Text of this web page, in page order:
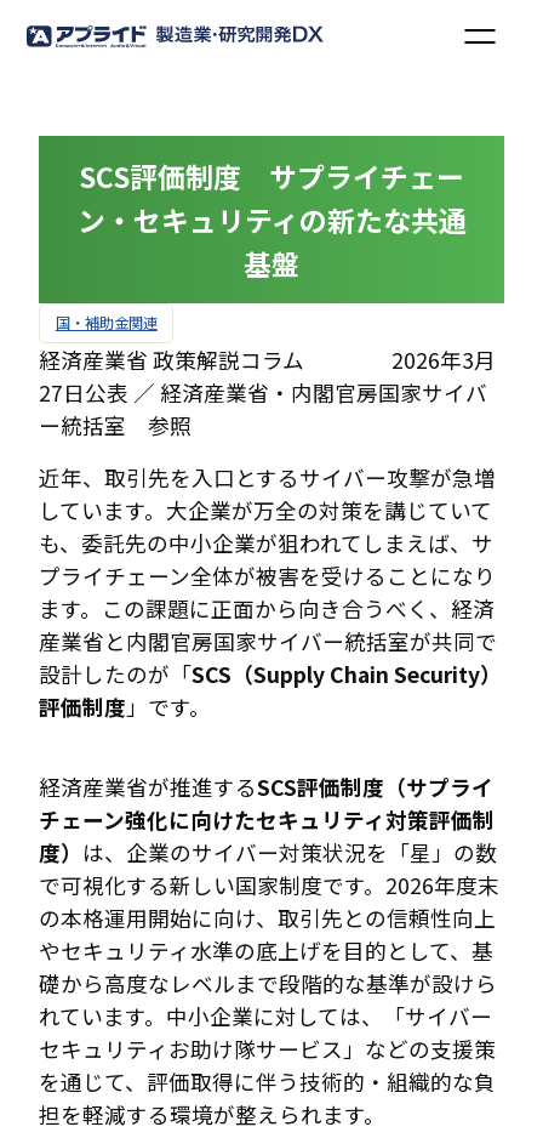
SCS評価制度 サプライチェー
ン・セキュリティの新たな共通
基盤
国・補助金関連
経済産業省 政策解説コラム 2026年3月
27日公表 ／ 経済産業省・内閣官房国家サイバ
ー統括室 参照
近年、取引先を入口とするサイバー攻撃が急増
しています。大企業が万全の対策を講じていて
も、委託先の中小企業が狙われてしまえば、サ
プライチェーン全体が被害を受けることになり
ます。この課題に正面から向き合うべく、経済
産業省と内閣官房国家サイバー統括室が共同で
設計したのが「SCS（Supply Chain Security）
評価制度」です。
経済産業省が推進するSCS評価制度（サプライ
チェーン強化に向けたセキュリティ対策評価制
度） は、企業のサイバー対策状況を「星」の数
で可視化する新しい国家制度です。2026年度末
の本格運用開始に向け、取引先との信頼性向上
やセキュリティ水準の底上げを目的として、基
礎から高度なレベルまで段階的な基準が設けら
れています。中小企業に対しては、「サイバー
セキュリティお助け隊サービス」などの支援策
を通じて、評価取得に伴う技術的・組織的な負
担を軽減する環境が整えられます。